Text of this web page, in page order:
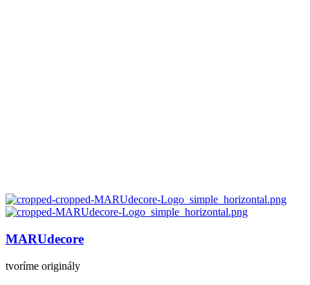
MARUdecore
tvoríme originály